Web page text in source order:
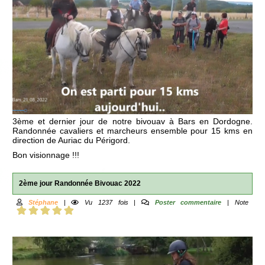
3ème et dernier jour de notre bivouav à Bars en Dordogne.
Randonnée cavaliers et marcheurs ensemble pour 15 kms en
direction de Auriac du Périgord.
Bon visionnage !!!
2ème jour Randonnée Bivouac 2022
Stéphane| Vu 1237 fois | Poster commentaire | Note